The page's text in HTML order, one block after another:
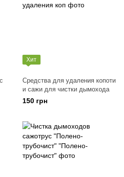
Хит
Средства для удаления копоти
и сажи для чистки дымохода
150 грн